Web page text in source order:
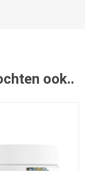
ook..